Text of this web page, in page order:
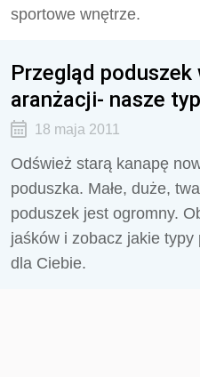
sportowe wnętrze.
Przegląd
aranżacji- nasze
18 maja 2011
Odśwież starą kanapę
poduszka. Małe, duże,
poduszek jest ogromny.
jaśków i zobacz jakie
dla Ciebie.